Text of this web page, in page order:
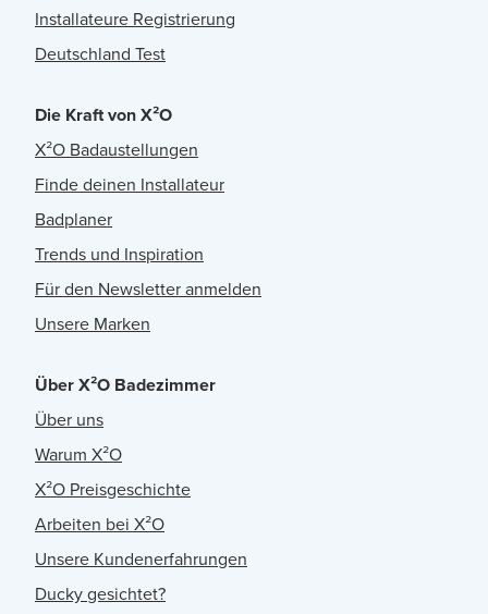
Installateure Registrierung
Deutschland Test
Die Kraft von X²O
X²O Badaustellungen
Finde deinen Installateur
Badplaner
Trends und Inspiration
Für den Newsletter anmelden
Unsere Marken
Über X²O Badezimmer
Über uns
Warum X²O
X²O Preisgeschichte
Arbeiten bei X²O
Unsere Kundenerfahrungen
Ducky gesichtet?